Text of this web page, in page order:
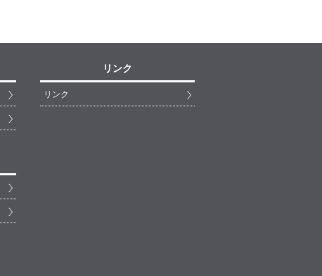
リンク
リンク